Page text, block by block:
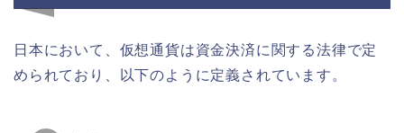
日本において、仮想通貨は資金決済に関する法律で定
められており、以下のように定義されています。